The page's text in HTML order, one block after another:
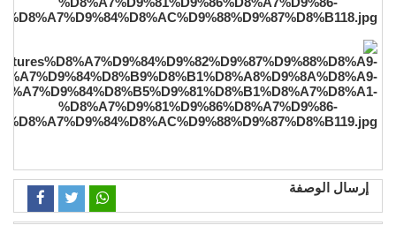
إرسال الوصفة